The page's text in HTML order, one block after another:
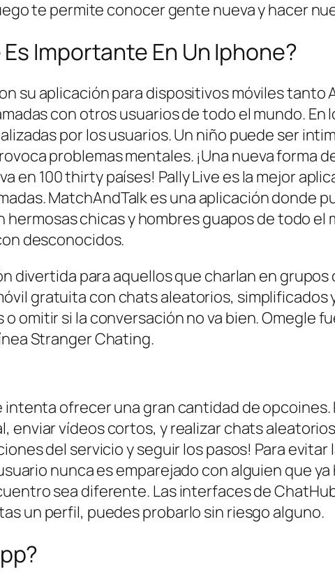
te permite conocer gente nueva y hacer
Es Importante En Un Iphone?
su aplicación para dispositivos móviles tanto
con otros usuarios de todo el mundo.
por los usuarios. Un niño puede ser
problemas mentales. ¡Una nueva forma
100 thirty países! Pally Live es la mejor
MatchAndTalk es una aplicación donde
chicas y hombres guapos de todo el
desconocidos.
divertida para aquellos que charlan en
gratuita con chats aleatorios, simplificados
omitir si la conversación no va bien. Omegle
Stranger Chating.
intenta ofrecer una gran cantidad de
enviar vídeos cortos, y realizar chats
del servicio y seguir los pasos! Para
nunca es emparejado con alguien que
sea diferente. Las interfaces de
un perfil, puedes probarlo sin riesgo alguno.